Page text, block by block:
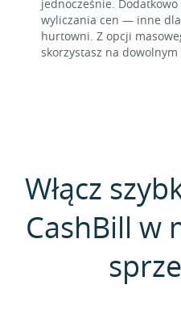
jednocześnie. Dodatkowo
wyliczania cen — inne
hurtowni. Z opcji
skorzystasz na
Włącz
CashBill w